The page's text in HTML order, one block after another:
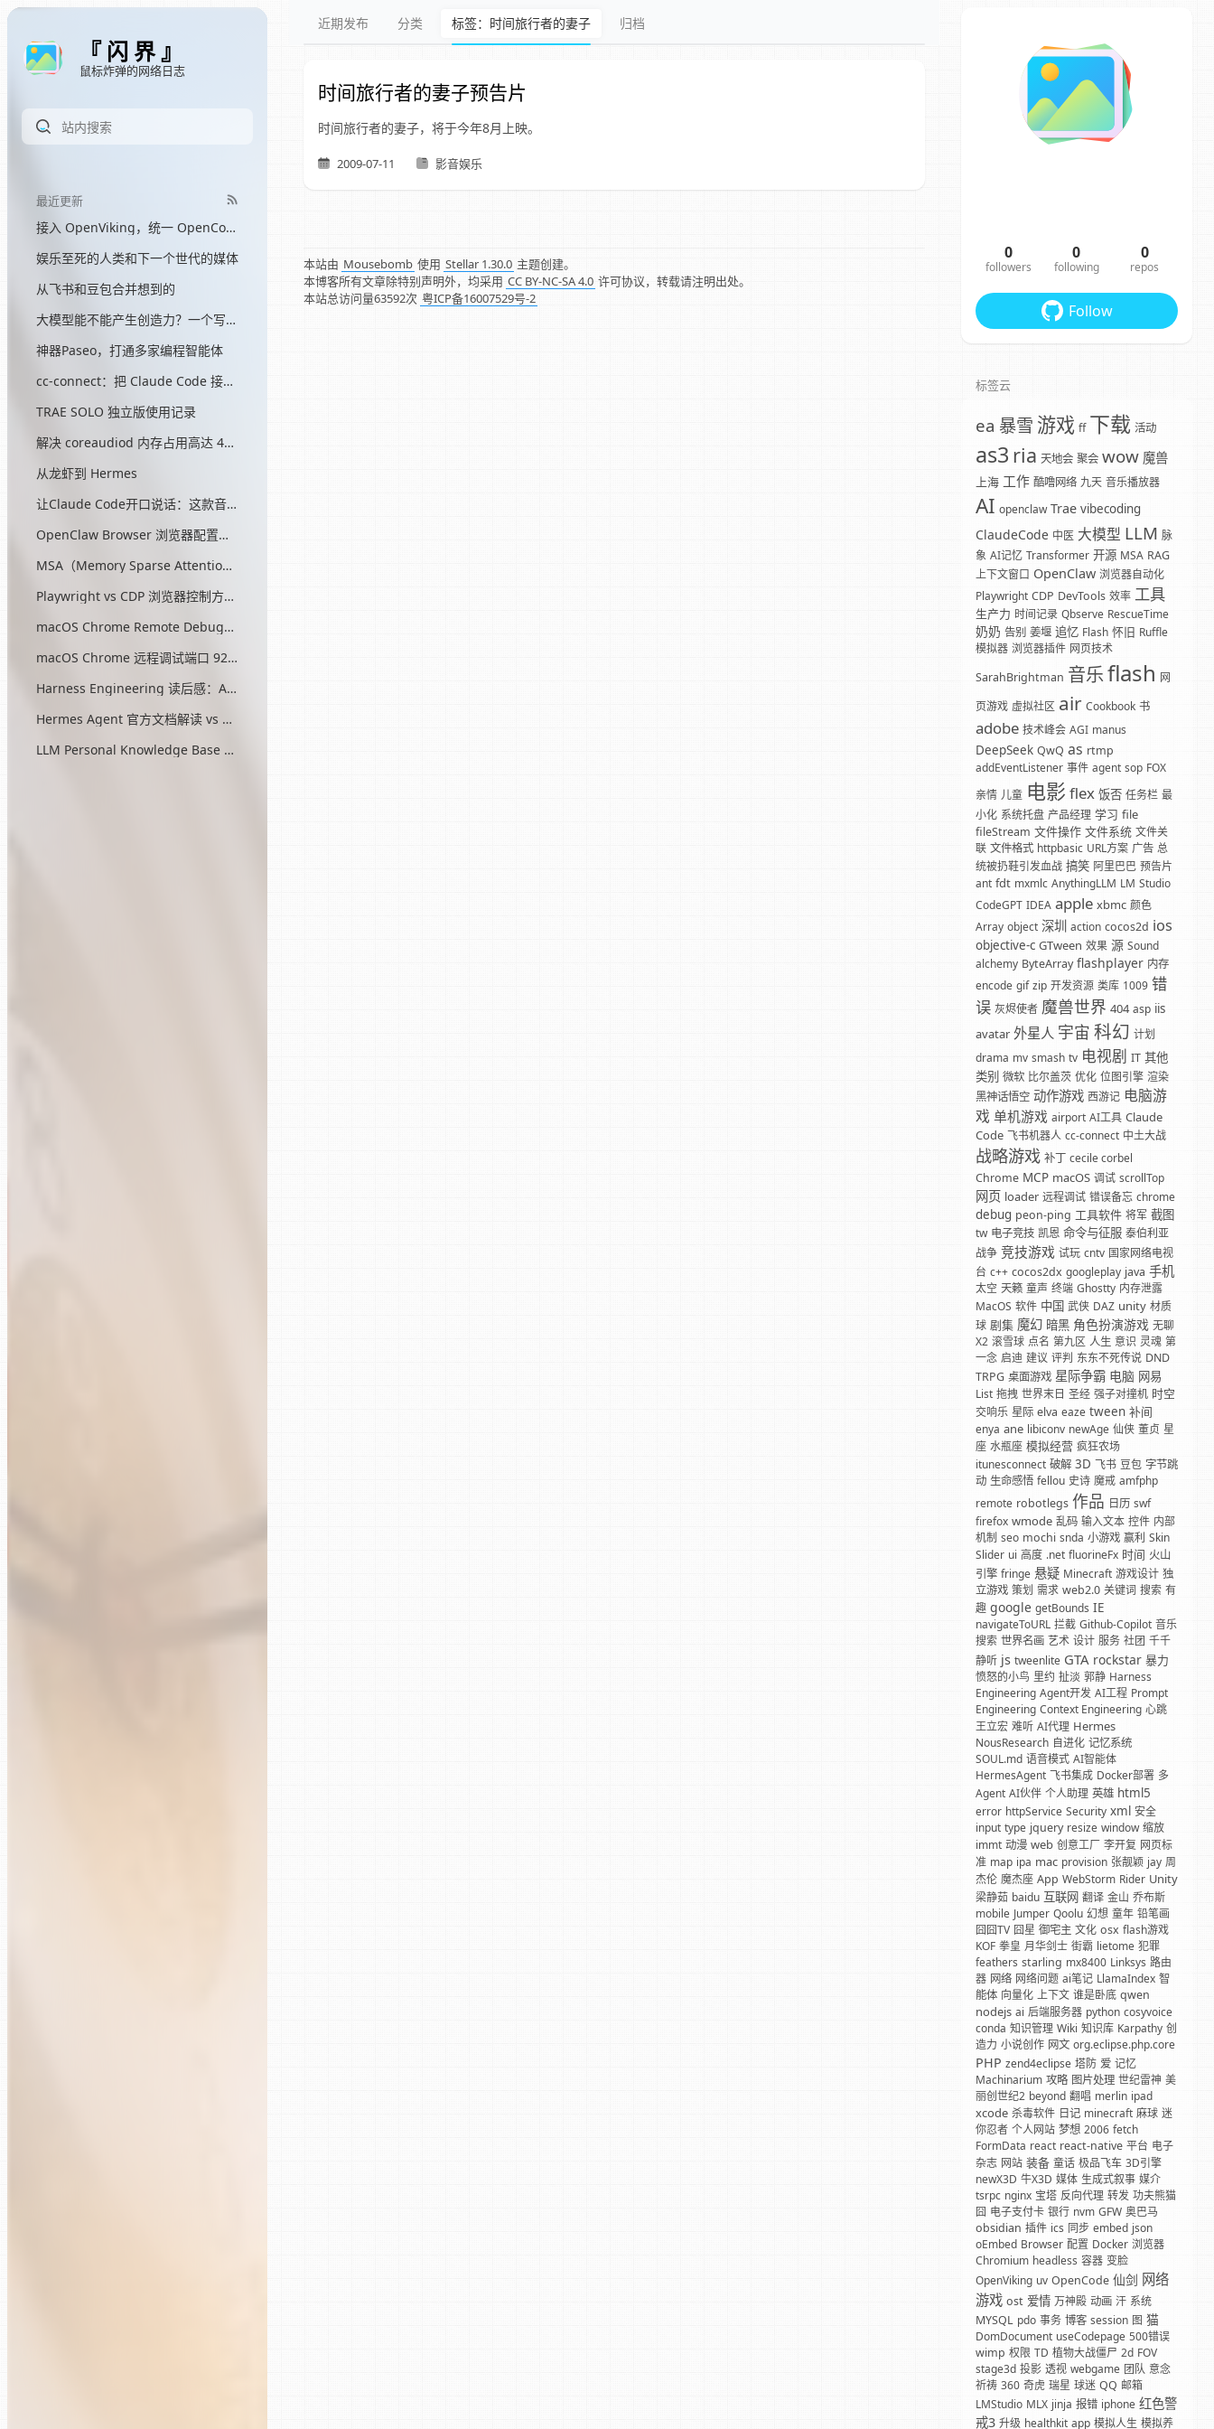
『 闪 界 』
鼠标炸弹的网络日志
最近更新
接入 OpenViking，统一 OpenCode 和 Hermes 的记忆
娱乐至死的人类和下一个世代的媒体
从飞书和豆包合并想到的
大模型能不能产生创造力？一个写了三个月网文的程序员的答案
神器Paseo，打通多家编程智能体
cc-connect：把 Claude Code 接入飞书
TRAE SOLO 独立版使用记录
解决 coreaudiod 内存占用高达 45G 的问题
从龙虾到 Hermes
让Claude Code开口说话：这款音效插件让我把编程玩成了游戏
OpenClaw Browser 浏览器配置指南
MSA（Memory Sparse Attention）— 突破 AI 记忆瓶颈的开源方案
Playwright vs CDP 浏览器控制方式对比
macOS Chrome Remote Debugging 配置
macOS Chrome 远程调试端口 9222 启动问题与最终解决方案
Harness Engineering 读后感：AI工程的第三次范式转移
Hermes Agent 官方文档解读 vs OpenClaw
LLM Personal Knowledge Base Pattern (Karpathy)
近期发布 分类 标签：时间旅行者的妻子 归档
时间旅行者的妻子预告片
时间旅行者的妻子，将于今年8月上映。
2009-07-11 影音娱乐
本站由 Mousebomb 使用 Stellar 1.30.0 主题创建。
本博客所有文章除特别声明外，均采用 CC BY-NC-SA 4.0 许可协议，转载请注明出处。
本站总访问量63592次 粤ICP备16007529号-2
0
followers
0
following
0
repos
Follow
标签云
ea 暴雪 游戏 ff 下载 活动
as3 ria 天地会 聚会 wow 魔兽
上海 工作 酷噜网络 九天 音乐播放器
AI openclaw Trae vibecoding
ClaudeCode 中医 大模型 LLM 脉
象 AI记忆 Transformer 开源 MSA RAG
上下文窗口 OpenClaw 浏览器自动化
Playwright CDP DevTools 效率 工具
生产力 时间记录 Qbserve RescueTime
奶奶 告别 姜堰 追忆 Flash 怀旧 Ruffle
模拟器 浏览器插件 网页技术
SarahBrightman 音乐flash 网
页游戏 虚拟社区 air Cookbook 书
adobe 技术峰会 AGI manus
DeepSeek QwQ as rtmp
addEventListener 事件 agent sop FOX
亲情 儿童 电影 flex 饭否 任务栏 最
小化 系统托盘 产品经理 学习 file
fileStream 文件操作 文件系统 文件关
联 文件格式 httpbasic URL方案 广告 总
统被扔鞋引发血战 搞笑 阿里巴巴 预告片
ant fdt mxmlc AnythingLLM LM Studio
CodeGPT IDEA apple xbmc 颜色
Array object 深圳 action cocos2d ios
objective-c GTween 效果 源 Sound
alchemy ByteArray flashplayer 内存
encode gif zip 开发资源 类库 1009 错
误 灰烬使者 魔兽世界 404 asp iis
avatar 外星人 宇宙 科幻 计划
drama mv smash tv 电视剧 IT 其他
类别 微软 比尔盖茨 优化 位图引擎 渲染
黑神话悟空 动作游戏 西游记 电脑游
戏 单机游戏 airport AI工具 Claude
Code 飞书机器人 cc-connect 中土大战
战略游戏 补丁 cecile corbel
Chrome MCP macOS 调试 scrollTop
网页 loader 远程调试 错误备忘 chrome
debug peon-ping 工具软件 将军 截图
tw 电子竞技 凯恩 命令与征服 泰伯利亚
战争 竞技游戏 试玩 cntv 国家网络电视
台 c++ cocos2dx googleplay java 手机
太空 天籁 童声 终端 Ghostty 内存泄露
MacOS 软件 中国 武侠 DAZ unity 材质
球 剧集 魔幻 暗黑 角色扮演游戏 无聊
X2 滚雪球 点名 第九区 人生 意识 灵魂 第
一念 启迪 建议 评判 东东不死传说 DND
TRPG 桌面游戏 星际争霸 电脑 网易
List 拖拽 世界末日 圣经 强子对撞机 时空
交响乐 星际 elva eaze tween 补间
enya ane libiconv newAge 仙侠 董贞 星
座 水瓶座 模拟经营 疯狂农场
itunesconnect 破解 3D 飞书 豆包 字节跳
动 生命感悟 fellou 史诗 魔戒 amfphp
remote robotlegs 作品 日历 swf
firefox wmode 乱码 输入文本 控件 内部
机制 seo mochi snda 小游戏 赢利 Skin
Slider ui 高度 .net fluorineFx 时间 火山
引擎 fringe 悬疑 Minecraft 游戏设计 独
立游戏 策划 需求 web2.0 关键词 搜索 有
趣 google getBounds IE
navigateToURL 拦截 Github-Copilot 音乐
搜索 世界名画 艺术 设计 服务 社团 千千
静听 js tweenlite GTA rockstar 暴力
愤怒的小鸟 里约 扯淡 郭静 Harness
Engineering Agent开发 AI工程 Prompt
Engineering Context Engineering 心跳
王立宏 难听 AI代理 Hermes
NousResearch 自进化 记忆系统
SOUL.md 语音模式 AI智能体
HermesAgent 飞书集成 Docker部署 多
Agent AI伙伴 个人助理 英雄 html5
error httpService Security xml 安全
input type jquery resize window 缩放
immt 动漫 web 创意工厂 李开复 网页标
准 map ipa mac provision 张靓颖 jay 周
杰伦 魔杰座 App WebStorm Rider Unity
梁静茹 baidu 互联网 翻译 金山 乔布斯
mobile Jumper Qoolu 幻想 童年 铅笔画
囧囧TV 囧星 御宅主 文化 osx flash游戏
KOF 拳皇 月华剑士 街霸 lietome 犯罪
feathers starling mx8400 Linksys 路由
器 网络 网络问题 ai笔记 LlamaIndex 智
能体 向量化 上下文 谁是卧底 qwen
nodejs ai 后端服务器 python cosyvoice
conda 知识管理 Wiki 知识库 Karpathy 创
造力 小说创作 网文 org.eclipse.php.core
PHP zend4eclipse 塔防 爱 记忆
Machinarium 攻略 图片处理 世纪雷神 美
丽创世纪2 beyond 翻唱 merlin ipad
xcode 杀毒软件 日记 minecraft 麻球 迷
你忍者 个人网站 梦想 2006 fetch
FormData react react-native 平台 电子
杂志 网站 装备 童话 极品飞车 3D引擎
newX3D 牛X3D 媒体 生成式叙事 媒介
tsrpc nginx 宝塔 反向代理 转发 功夫熊猫
囧 电子支付卡 银行 nvm GFW 奥巴马
obsidian 插件 ics 同步 embed json
oEmbed Browser 配置 Docker 浏览器
Chromium headless 容器 变脸
OpenViking uv OpenCode 仙剑 网络
游戏 ost 爱情 万神殿 动画 汗 系统
MYSQL pdo 事务 博客 session 图 猫
DomDocument useCodepage 500错误
wimp 权限 TD 植物大战僵尸 2d FOV
stage3d 投影 透视 webgame 团队 意念
祈祷 360 奇虎 瑞星 球迷 QQ 邮箱
LMStudio MLX jinja 报错 iphone 红色警
戒3 升级 healthkit app 模拟人生 模拟养